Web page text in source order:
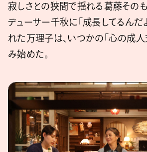
寂しさとの狭間で揺れる葛藤その
デューサー千秋に「成長してるんだ
れた万理子は、いつかの「心の成人
み始めた。